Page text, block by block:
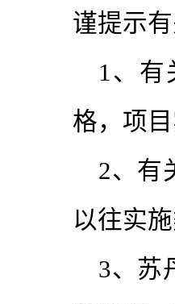
谨提示
1、有
格，项
2、有
以往实
3、苏